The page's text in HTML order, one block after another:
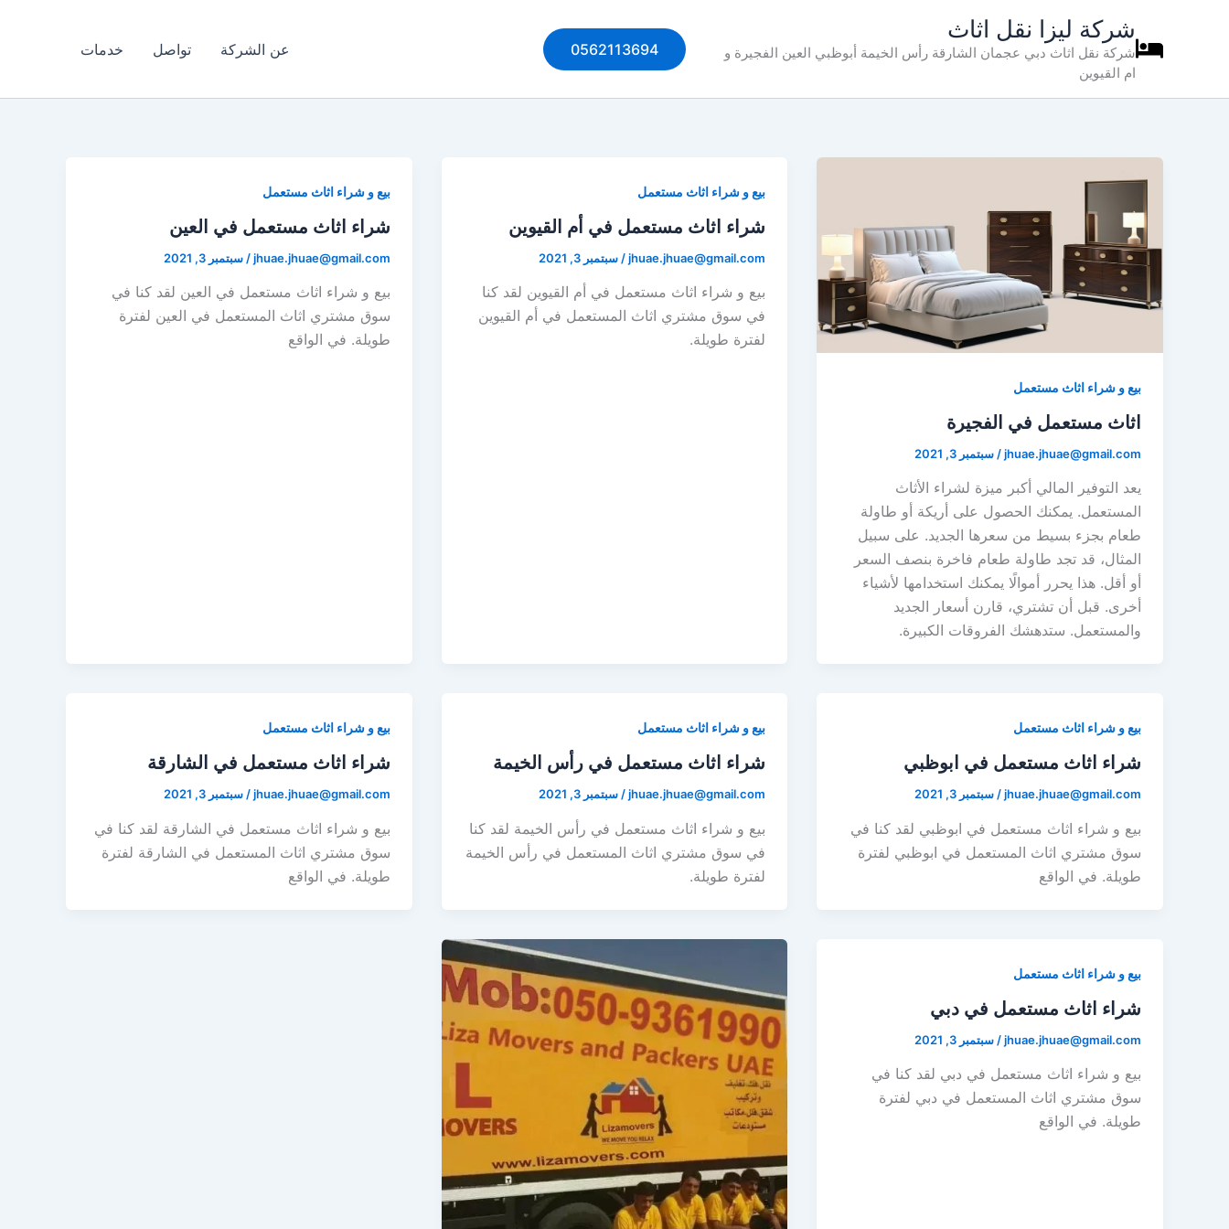
شركة ليزا نقل اثاث
شركة نقل اثاث دبي عجمان الشارقة رأس الخيمة أبوظبي العين الفجيرة و
ام القيوين
0562113694 عن الشركة تواصل خدمات
بيع و شراء اثاث مستعمل
اثاث مستعمل في الفجيرة
jhuae.jhuae@gmail.com
/ سبتمبر 3, 2021
يعد التوفير المالي أكبر ميزة لشراء الأثاث
المستعمل. يمكنك الحصول على أريكة أو طاولة
طعام بجزء بسيط من سعرها الجديد. على سبيل
المثال، قد تجد طاولة طعام فاخرة بنصف السعر
أو أقل. هذا يحرر أموالًا يمكنك استخدامها لأشياء
أخرى. قبل أن تشتري، قارن أسعار الجديد
والمستعمل. ستدهشك الفروقات الكبيرة.
بيع و شراء اثاث مستعمل
شراء اثاث مستعمل في أم القيوين
jhuae.jhuae@gmail.com
/ سبتمبر 3, 2021
بيع و شراء اثاث مستعمل في أم القيوين لقد كنا
في سوق مشتري اثاث المستعمل في أم القيوين
لفترة طويلة.
بيع و شراء اثاث مستعمل
شراء اثاث مستعمل في العين
jhuae.jhuae@gmail.com
/سبتمبر 3, 2021
بيع و شراء اثاث مستعمل في العين لقد كنا في
سوق مشتري اثاث المستعمل في العين لفترة
طويلة. في الواقع
بيع و شراء اثاث مستعمل
شراء اثاث مستعمل في ابوظبي
jhuae.jhuae@gmail.com
/سبتمبر 3, 2021
بيع و شراء اثاث مستعمل في ابوظبي لقد كنا في
سوق مشتري اثاث المستعمل في ابوظبي لفترة
طويلة. في الواقع
بيع و شراء اثاث مستعمل
شراء اثاث مستعمل في رأس الخيمة
jhuae.jhuae@gmail.com
/سبتمبر 3, 2021
بيع و شراء اثاث مستعمل في رأس الخيمة لقد كنا
في سوق مشتري اثاث المستعمل في رأس الخيمة
لفترة طويلة.
بيع و شراء اثاث مستعمل
شراء اثاث مستعمل في الشارقة
jhuae.jhuae@gmail.com
/سبتمبر 3, 2021
بيع و شراء اثاث مستعمل في الشارقة لقد كنا في
سوق مشتري اثاث المستعمل في الشارقة لفترة
طويلة. في الواقع
بيع و شراء اثاث مستعمل
شراء اثاث مستعمل في دبي
jhuae.jhuae@gmail.com
/ سبتمبر 3, 2021
بيع و شراء اثاث مستعمل في دبي لقد كنا في
سوق مشتري اثاث المستعمل في دبي لفترة
طويلة. في الواقع